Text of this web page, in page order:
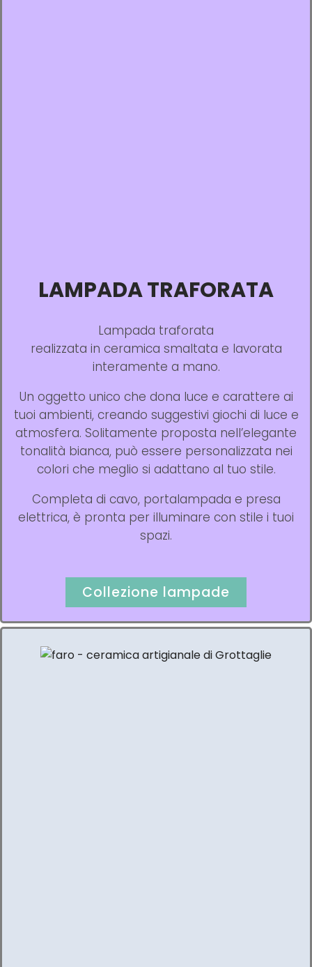
LAMPADA TRAFORATA
Lampada traforata
realizzata in ceramica smaltata e lavorata
interamente a mano.
Un oggetto unico che dona luce e carattere ai
tuoi ambienti, creando suggestivi giochi di luce e
atmosfera. Solitamente proposta nell’elegante
tonalità bianca, può essere personalizzata nei
colori che meglio si adattano al tuo stile.
Completa di cavo, portalampada e presa
elettrica, è pronta per illuminare con stile i tuoi
spazi.
Collezione lampade